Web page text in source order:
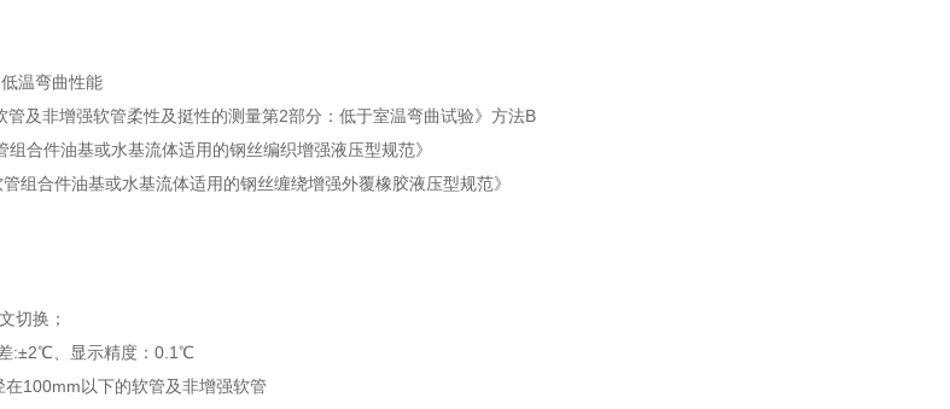
温弯曲性能
及非增强软管柔性及挺性的测量第2部分：低于室温弯曲试验》方法B
合件油基或水基流体适用的钢丝编织增强液压型规范》
组合件油基或水基流体适用的钢丝缠绕增强外覆橡胶液压型规范》
切换；
:±2℃、显示精度：0.1℃
100mm以下的软管及非增强软管